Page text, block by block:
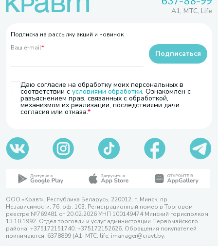
A1, МТС, Life
Подписка на рассылку акций и новинок
Ваш e-mail*
Даю согласие на обработку моих персональных в
соответствии с условиями обработки. Ознакомлен с
разъяснением прав, связанных с обработкой,
механизмом их реализации, последствиями дачи
согласия или отказа.
Подписаться
ООО «Кравт». Республика Беларусь, 220012, г. Минск, пр.
Независимости, 76, оф. 103. Регистрационный номер в Торговом
реестре №769481 от 20.02.2026 УНП 100149474 Минский горисполком,
13.10.1992. Отдел торговли и услуг администрации Первомайского
района, +375172151740; +375172152626. Обращения покупателей
принимаются: 6378899 (А1, МТС, life, imanager@cravt.by.